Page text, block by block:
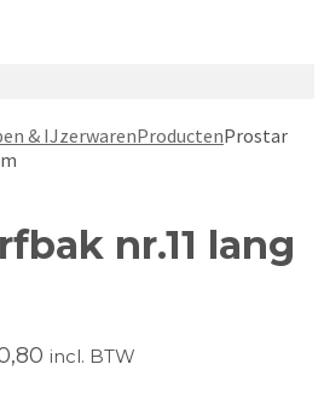
& IJzerwarenProductenProstar
nr.11 lang
incl. BTW